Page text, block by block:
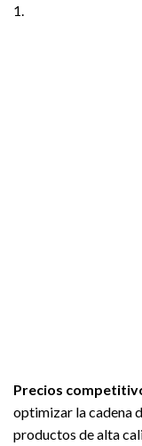
1.
Precios
optimizar la cadena
productos de alta